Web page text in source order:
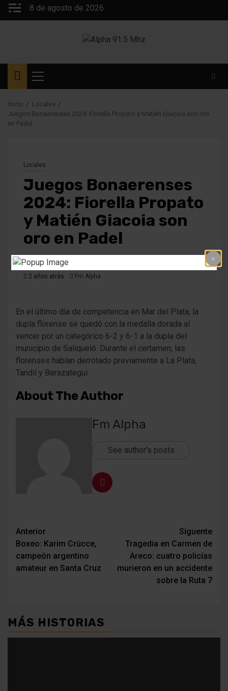
Saltar
8 de agosto de 2026
Menú
principal
Inicio
Locales
Juegos Bonaerenses 2024: Fiorella Propato y Matién Giacoia son oro
en Padel
Locales
Juegos Bonaerenses
2024: Fiorella Propato
y Matién Giacoia son
oro en Padel
2 años atrás Fm Alpha
En el último día de competencia en Mar del Plata, la
dupla florense se quedó con la medalla dorada al
vencer por un categórico 6-2 y 6-1 a la dupla del
municipio de Saliqueló. Durante el certamen, las
florenses habían derrotado previamente a La Plata,
Tandil y Berazategui.
About The Author
Fm Alpha
See author's posts
Navegación
de
entradas
Anterior
Boxeo: Karim Crücce,
campeón argentino
amateur en Santa Cruz
Siguente
Tragedia en Carmen de
Areco: cuatro policías
murieron en un accidente
sobre la Ruta 7
MÁS HISTORIAS